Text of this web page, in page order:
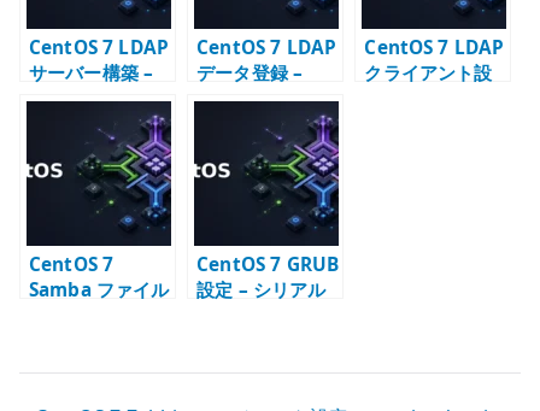
CentOS 7 LDAP
サーバー構築 –
OpenLDAP の初
期設定と TLS
CentOS 7 LDAP
データ登録 –
base / group /
user の LDIF 例
CentOS 7 LDAP
クライアント設
CentOS 7
Samba ファイル
CentOS 7 GRUB
設定 – シリアル